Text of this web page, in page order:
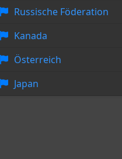
Russische Föderation
Kanada
Österreich
Japan